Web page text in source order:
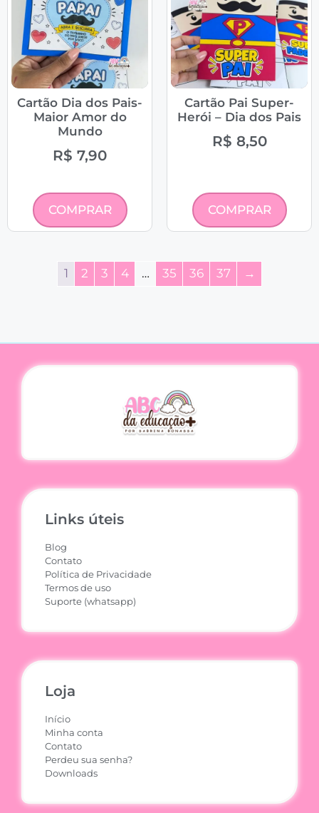
Cartão Dia dos Pais-
Maior Amor do
Mundo
R$ 7,90
COMPRAR
Cartão Pai Super-
Herói – Dia dos Pais
R$ 8,50
COMPRAR
1 2 3 4 … 35 36 37 →
Links úteis
Blog
Contato
Política de Privacidade
Termos de uso
Suporte (whatsapp)
Loja
Início
Minha conta
Contato
Perdeu sua senha?
Downloads